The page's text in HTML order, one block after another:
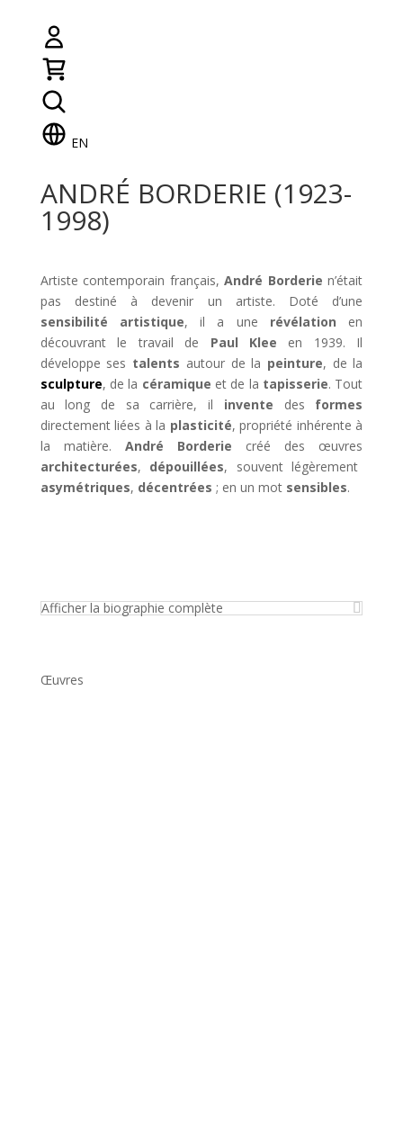
EN
ANDRÉ BORDERIE (1923-
1998)
Artiste contemporain français,André Borderie n’était
pas destiné à devenir un artiste. Doté d’une
sensibilité artistique, il a une révélation en
découvrant le travail de Paul Klee en 1939. Il
développe ses talents autour de la peinture, de la
sculpture, de la céramique et de la tapisserie. Tout
au long de sa carrière, il invente des formes
directement liées à la plasticité, propriété inhérente à
la matière. André Borderie créé des œuvres
architecturées, dépouillées, souvent légèrement
asymétriques, décentrées ; en un mot sensibles.
Afficher la biographie complète
Œuvres